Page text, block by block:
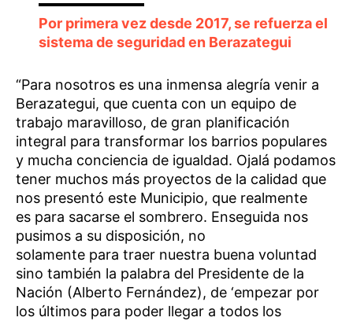
Por primera vez desde 2017, se refuerza el
sistema de seguridad en Berazategui
“Para nosotros es una inmensa alegría venir a
Berazategui, que cuenta con un equipo de
trabajo maravilloso, de gran planificación
integral para transformar los barrios populares
y mucha conciencia de igualdad. Ojalá podamos
tener muchos más proyectos de la calidad que
nos presentó este Municipio, que realmente
es para sacarse el sombrero. Enseguida nos
pusimos a su disposición, no
solamente para traer nuestra buena voluntad
sino también la palabra del Presidente de la
Nación (Alberto Fernández), de ‘empezar por
los últimos para poder llegar a todos los